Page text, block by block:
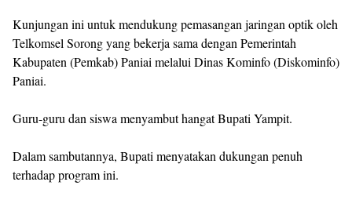
‎Kunjungan ini untuk mendukung pemasangan jaringan optik oleh
Telkomsel Sorong yang bekerja sama dengan Pemerintah
Kabupaten (Pemkab) Paniai melalui Dinas Kominfo (Diskominfo)
Paniai.
‎Guru-guru dan siswa menyambut hangat Bupati Yampit.
‎Dalam sambutannya, Bupati menyatakan dukungan penuh
terhadap program ini.